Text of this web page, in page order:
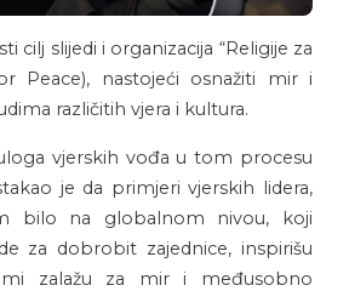
cilj slijedi i organizacija “Religije za
Peace), nastojeći osnažiti mir i
različitih vjera i kultura.
vjerskih vođa u tom procesu
je da primjeri vjerskih lidera,
bilo na globalnom nivou, koji
za dobrobit zajednice, inspirišu
zalažu za mir i međusobno